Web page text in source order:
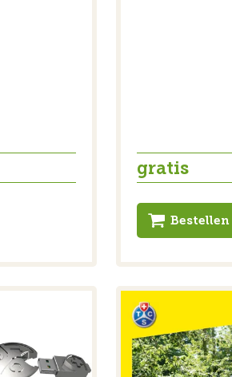
gratis
Bestellen